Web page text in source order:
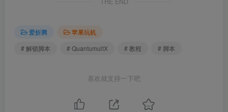
爱折腾
苹果玩机
# 解锁脚本
# QuantumultX # 教程 # 脚本
喜欢就支持一下吧